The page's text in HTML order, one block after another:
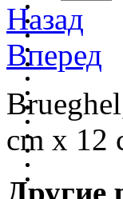
Назад
Вперед
cm x 12